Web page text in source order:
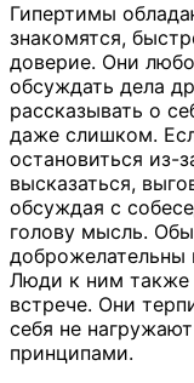
Гипертимы
знакомятся,
доверие. Они
обсуждать дела
рассказывать о
даже слишком.
остановиться из-
высказаться,
обсуждая с
голову мысль.
Люди к ним также
встрече. Они
себя не
принципами.